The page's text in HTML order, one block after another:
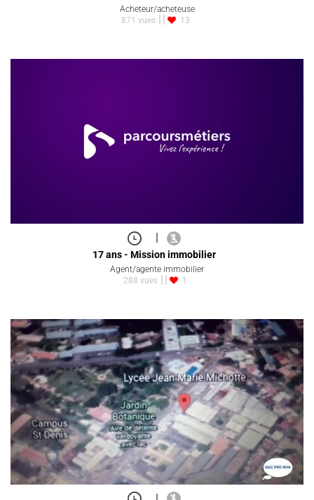
Acheteur/acheteuse
871 vues
13
17 ans - Mission immobilier
Agent/agente immobilier
288 vues
1